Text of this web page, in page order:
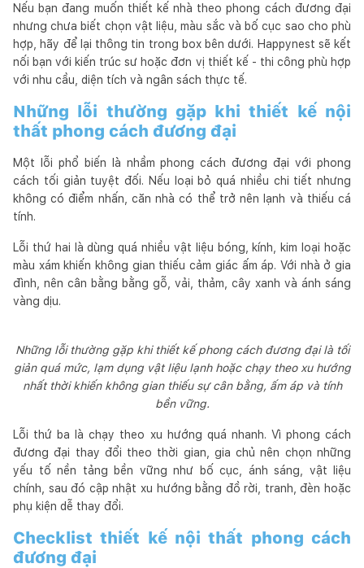
Nếu bạn đang muốn thiết kế nhà theo phong cách đương đại
nhưng chưa biết chọn vật liệu, màu sắc và bố cục sao cho phù
hợp, hãy để lại thông tin trong box bên dưới. Happynest sẽ kết
nối bạn với kiến trúc sư hoặc đơn vị thiết kế - thi công phù hợp
với nhu cầu, diện tích và ngân sách thực tế.
Những lỗi thường gặp khi thiết kế nội
thất phong cách đương đại
Một lỗi phổ biến là nhầm phong cách đương đại với phong
cách tối giản tuyệt đối. Nếu loại bỏ quá nhiều chi tiết nhưng
không có điểm nhấn, căn nhà có thể trở nên lạnh và thiếu cá
tính.
Lỗi thứ hai là dùng quá nhiều vật liệu bóng, kính, kim loại hoặc
màu xám khiến không gian thiếu cảm giác ấm áp. Với nhà ở gia
đình, nên cân bằng bằng gỗ, vải, thảm, cây xanh và ánh sáng
vàng dịu.
Những lỗi thường gặp khi thiết kế phong cách đương đại là tối
giản quá mức, lạm dụng vật liệu lạnh hoặc chạy theo xu hướng
nhất thời khiến không gian thiếu sự cân bằng, ấm áp và tính
bền vững.
Lỗi thứ ba là chạy theo xu hướng quá nhanh. Vì phong cách
đương đại thay đổi theo thời gian, gia chủ nên chọn những
yếu tố nền tảng bền vững như bố cục, ánh sáng, vật liệu
chính, sau đó cập nhật xu hướng bằng đồ rời, tranh, đèn hoặc
phụ kiện dễ thay đổi.
Checklist thiết kế nội thất phong cách
đương đại